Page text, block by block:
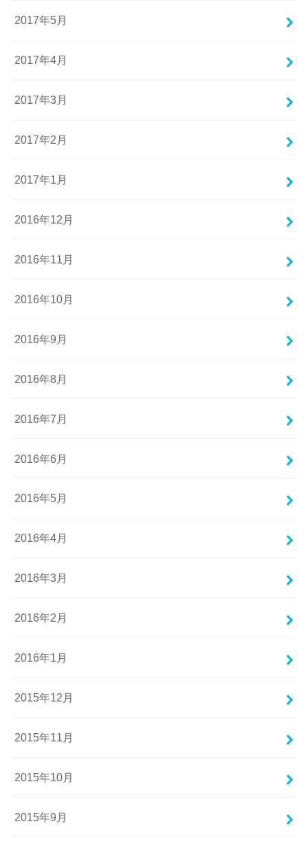
2017年5月
2017年4月
2017年3月
2017年2月
2017年1月
2016年12月
2016年11月
2016年10月
2016年9月
2016年8月
2016年7月
2016年6月
2016年5月
2016年4月
2016年3月
2016年2月
2016年1月
2015年12月
2015年11月
2015年10月
2015年9月